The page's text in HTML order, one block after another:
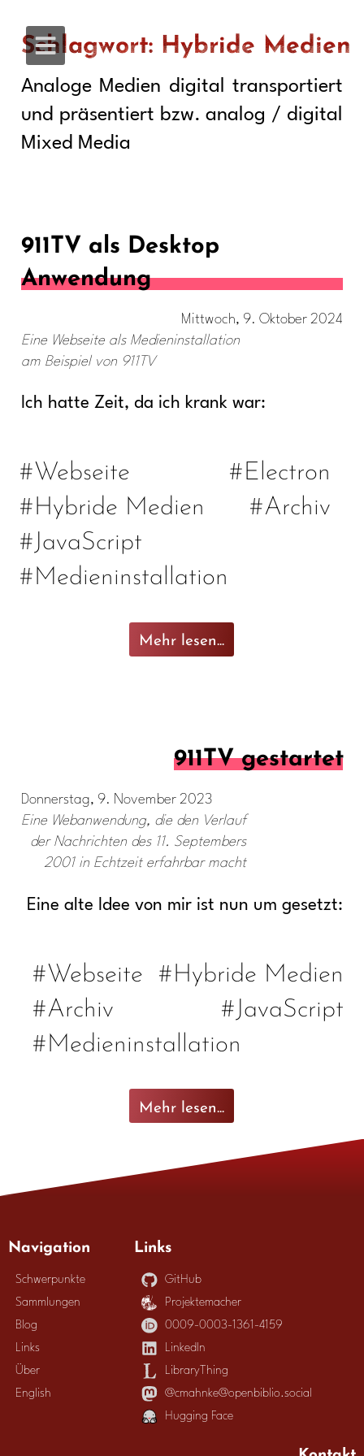
Schlagwort: Hybride Medien
Analoge Medien digital transportiert
und präsentiert bzw. analog / digital
Mixed Media
911TV als Desktop
Anwendung
Mittwoch, 9. Oktober 2024
Eine Webseite als Medieninstallation
am Beispiel von 911TV
Ich hatte Zeit, da ich krank war:
Mehr lesen...
#Webseite
#Electron
#Hybride Medien
#Archiv
#JavaScript
#Medieninstallation
911TV gestartet
Donnerstag, 9. November 2023
Eine Webanwendung, die den Verlauf
der Nachrichten des 11. Septembers
2001 in Echtzeit erfahrbar macht
Eine alte Idee von mir ist nun um gesetzt:
Mehr lesen...
#Webseite #Hybride Medien
#Archiv
#JavaScript
#Medieninstallation
Navigation
Schwerpunkte
Sammlungen
Blog
Links
Über
English
Links
GitHub
Projektemacher
0009-0003-1361-4159
LinkedIn
LibraryThing
@cmahnke@openbiblio.social
Hugging Face